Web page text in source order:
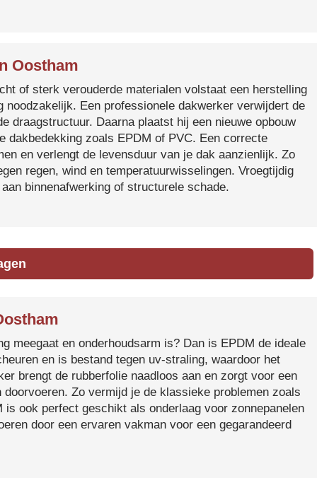
Oostham
of sterk verouderde materialen volstaat een herstelling
noodzakelijk. Een professionele dakwerker verwijdert de
draagstructuur. Daarna plaatst hij een nieuwe opbouw
dakbedekking zoals EPDM of PVC. Een correcte
en verlengt de levensduur van je dak aanzienlijk. Zo
regen, wind en temperatuurwisselingen. Vroegtijdig
binnenafwerking of structurele schade.
meegaat en onderhoudsarm is? Dan is EPDM de ideale
en is bestand tegen uv-straling, waardoor het
brengt de rubberfolie naadloos aan en zorgt voor een
Zo vermijd je de klassieke problemen zoals
is ook perfect geschikt als onderlaag voor zonnepanelen
door een ervaren vakman voor een gegarandeerd